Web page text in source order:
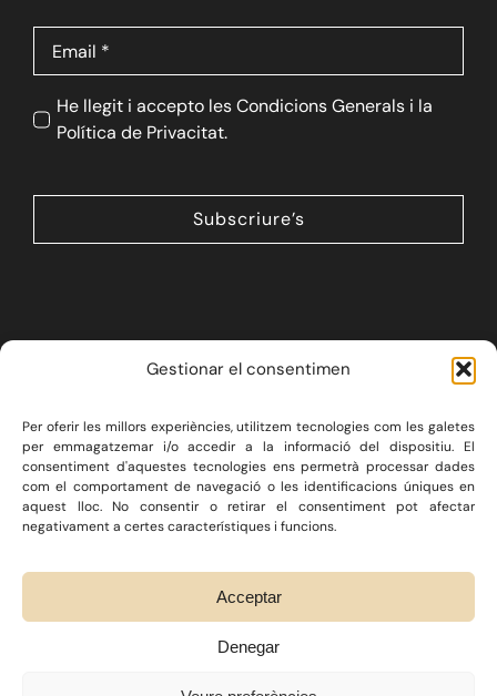
Gestionar el consentimen
Per oferir les millors experiències, utilitzem tecnologies com les galetes
per emmagatzemar i/o accedir a la informació del dispositiu. El
consentiment d'aquestes tecnologies ens permetrà processar dades
com el comportament de navegació o les identificacions úniques en
aquest lloc. No consentir o retirar el consentiment pot afectar
negativament a certes característiques i funcions.
Acceptar
Denegar
He llegit i accepto les Condicions Generals i la
Política de Privacitat.
Subscriure’s
LA FIRMA
SERVEIS JURÍDICS
DRET IMMOBILIARI
CONSULTORIA ECONÒMICA
BLOG CONTACTE
Linkedin
© COPYRIGHT 2026 RAMIÓ ADVOCATS /NOTA LEGAL